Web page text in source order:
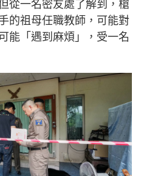
從一名密友處了解到，槍
的祖母任職教師，可能對
能「遇到麻煩」，受一名